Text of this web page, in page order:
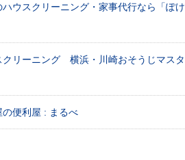
ハウスクリーニング・家事代行なら「ぽけ
クリーニング 横浜・川崎おそうじマスタ
の便利屋 : まるべ